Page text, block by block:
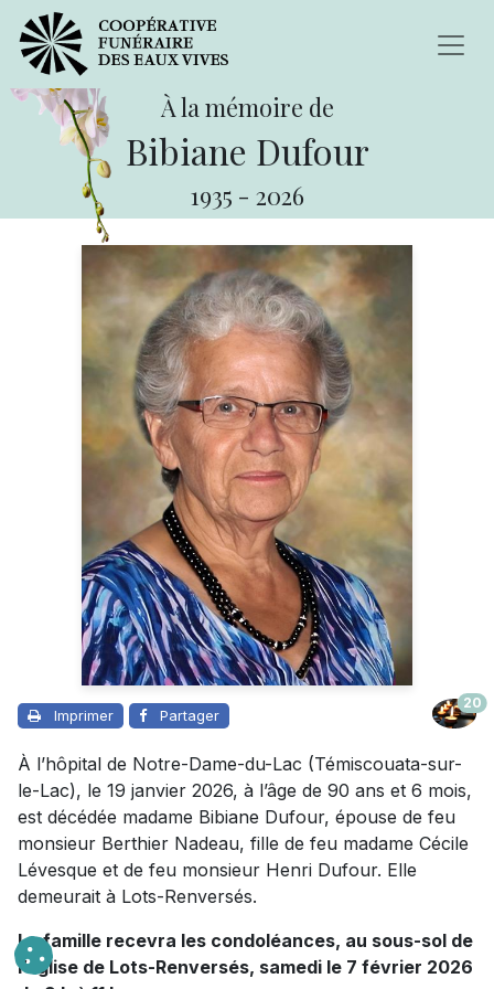
À la mémoire de
Bibiane Dufour
1935 - 2026
Imprimer Partager
20
À l’hôpital de Notre-Dame-du-Lac (Témiscouata-sur-
le-Lac), le 19 janvier 2026, à l’âge de 90 ans et 6 mois,
est décédée madame Bibiane Dufour, épouse de feu
monsieur Berthier Nadeau, fille de feu madame Cécile
Lévesque et de feu monsieur Henri Dufour. Elle
demeurait à Lots-Renversés.
La famille recevra les condoléances, au sous-sol de
l’église de Lots-Renversés, samedi le 7 février 2026